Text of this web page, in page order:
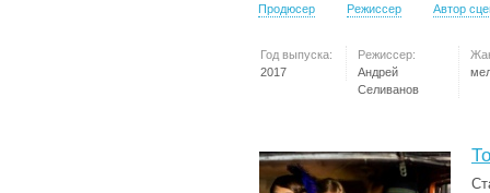
Продюсер Режиссер Автор
Год выпуска:
2017
Режиссер:
Андрей
Селиванов